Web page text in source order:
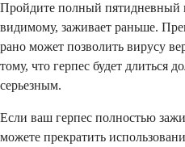
Пройдите полный пятидневный
видимому, заживает раньше.
рано может позволить вирусу
тому, что герпес будет длиться
серьезным.
Если ваш герпес полностью
можете прекратить